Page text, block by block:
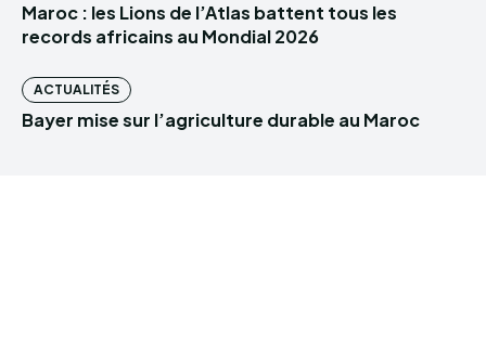
Maroc : les Lions de l’Atlas battent tous les
records africains au Mondial 2026
ACTUALITÉS
Bayer mise sur l’agriculture durable au Maroc